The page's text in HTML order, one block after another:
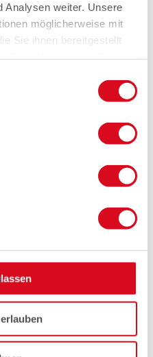
Analysen weiter. Unsere
möglicherweise mit
Sie ihnen bereitgestellt